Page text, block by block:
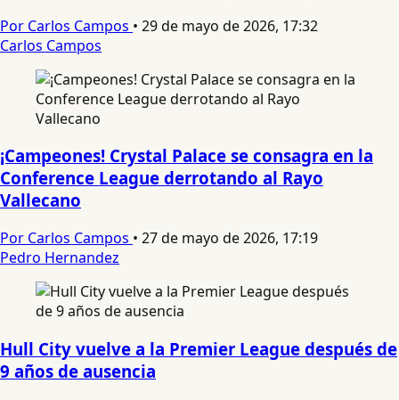
Por Carlos Campos • 29 de mayo de 2026, 17:32
Carlos Campos
¡Campeones! Crystal Palace se consagra en la
Conference League derrotando al Rayo
Vallecano
Por Carlos Campos • 27 de mayo de 2026, 17:19
Pedro Hernandez
Hull City vuelve a la Premier League después de
9 años de ausencia